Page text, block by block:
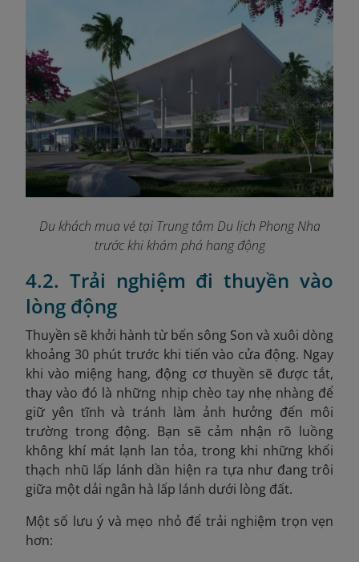
Du khách mua vé tại Trung tâm Du lịch Phong Nha
trước khi khám phá hang động
4.2. Trải nghiệm đi thuyền vào
lòng động
Thuyền sẽ khởi hành từ bến sông Son và xuôi dòng
khoảng 30 phút trước khi tiến vào cửa động. Ngay
khi vào miệng hang, động cơ thuyền sẽ được tắt,
thay vào đó là những nhịp chèo tay nhẹ nhàng để
giữ yên tĩnh và tránh làm ảnh hưởng đến môi
trường trong động. Bạn sẽ cảm nhận rõ luồng
không khí mát lạnh lan tỏa, trong khi những khối
thạch nhũ lấp lánh dần hiện ra tựa như đang trôi
giữa một dải ngân hà lấp lánh dưới lòng đất.
Một số lưu ý và mẹo nhỏ để trải nghiệm trọn vẹn
hơn: